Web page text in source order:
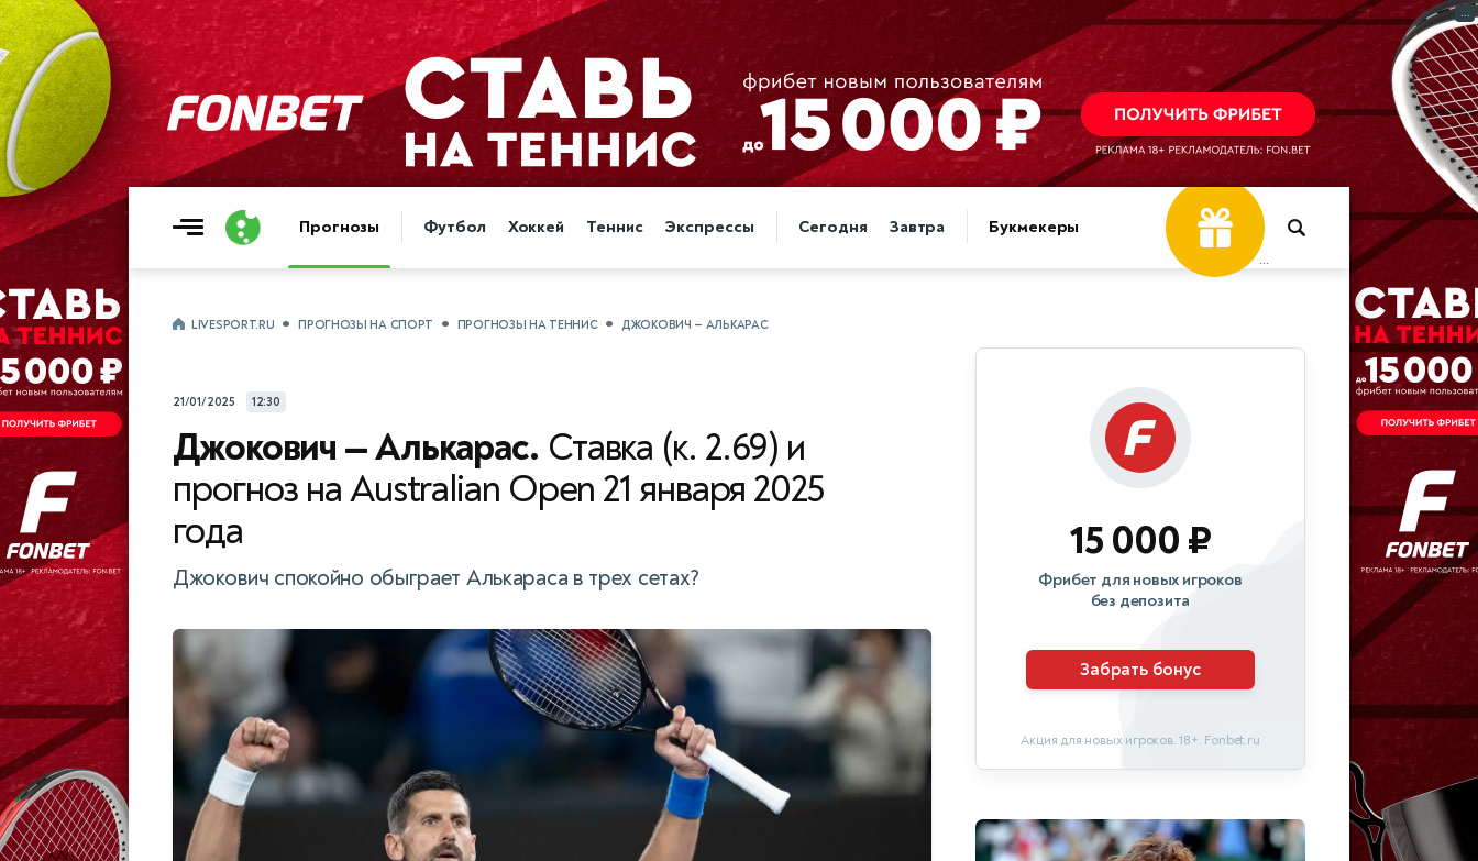
Прогнозы Футбол Хоккей Теннис Экспрессы Сегодня Завтра Букмекеры
Фрибет
...
LIVESPORT.RU ПРОГНОЗЫ НА СПОРТ ПРОГНОЗЫ НА ТЕННИС ДЖОКОВИЧ — АЛЬКАРАС
21/01/2025 12:30
Джокович — Алькарас. Ставка (к. 2.69) и
прогноз на Australian Open 21 января 2025
года
Джокович спокойно обыграет Алькараса в трех сетах?
15 000 ₽
Фрибет для новых игроков
без депозита
Забрать бонус
Акция для новых игроков. 18+. Fonbet.ru
...